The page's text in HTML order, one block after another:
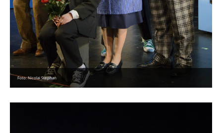
Foto: Nicolai Stephan